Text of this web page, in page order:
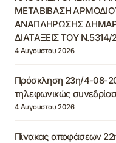
ΜΕΤΑΒΙΒΑΣΗ
ΑΝΑΠΛΗΡΩΣΗΣ
ΔΙΑΤΑΞΕΙΣ ΤΟΥ Ν.5314/
4 Αυγούστου 2026
Πρόσκληση 23η/4-08-
τηλεφωνικώς
4 Αυγούστου 2026
Πίνακας αποφάσεων